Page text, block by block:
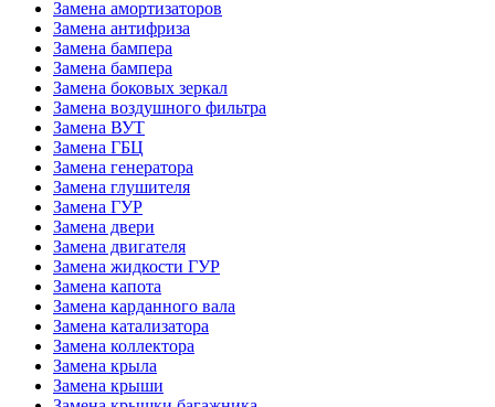
Замена амортизаторов
Замена антифриза
Замена бампера
Замена бампера
Замена боковых зеркал
Замена воздушного фильтра
Замена ВУТ
Замена ГБЦ
Замена генератора
Замена глушителя
Замена ГУР
Замена двери
Замена двигателя
Замена жидкости ГУР
Замена капота
Замена карданного вала
Замена катализатора
Замена коллектора
Замена крыла
Замена крыши